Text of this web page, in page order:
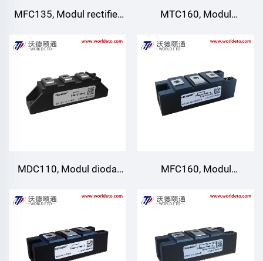
MFC135, Modul rectifier
Pendinginan udara
MTC160, Modul
pengelasan, Pendinginan
MDC110, Modul dioda
udara
MFC160, Modul
pengelasan, Pendinginan